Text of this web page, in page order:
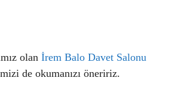
olan İrem Balo Davet Salonu
de okumanızı öneririz.